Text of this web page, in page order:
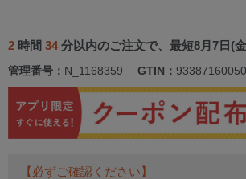
2 時間 34分以内のご注文で、最短8月7日(
管理番号： N_1168359 GTIN：
【必ずご確認ください】